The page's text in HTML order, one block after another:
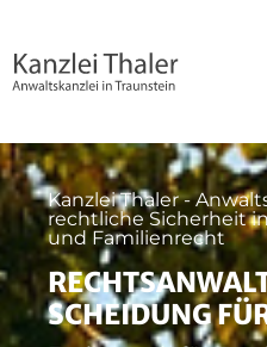
Kanzlei Thaler -
rechtliche Sicherheit
und Familienrecht
SCHEIDUNG